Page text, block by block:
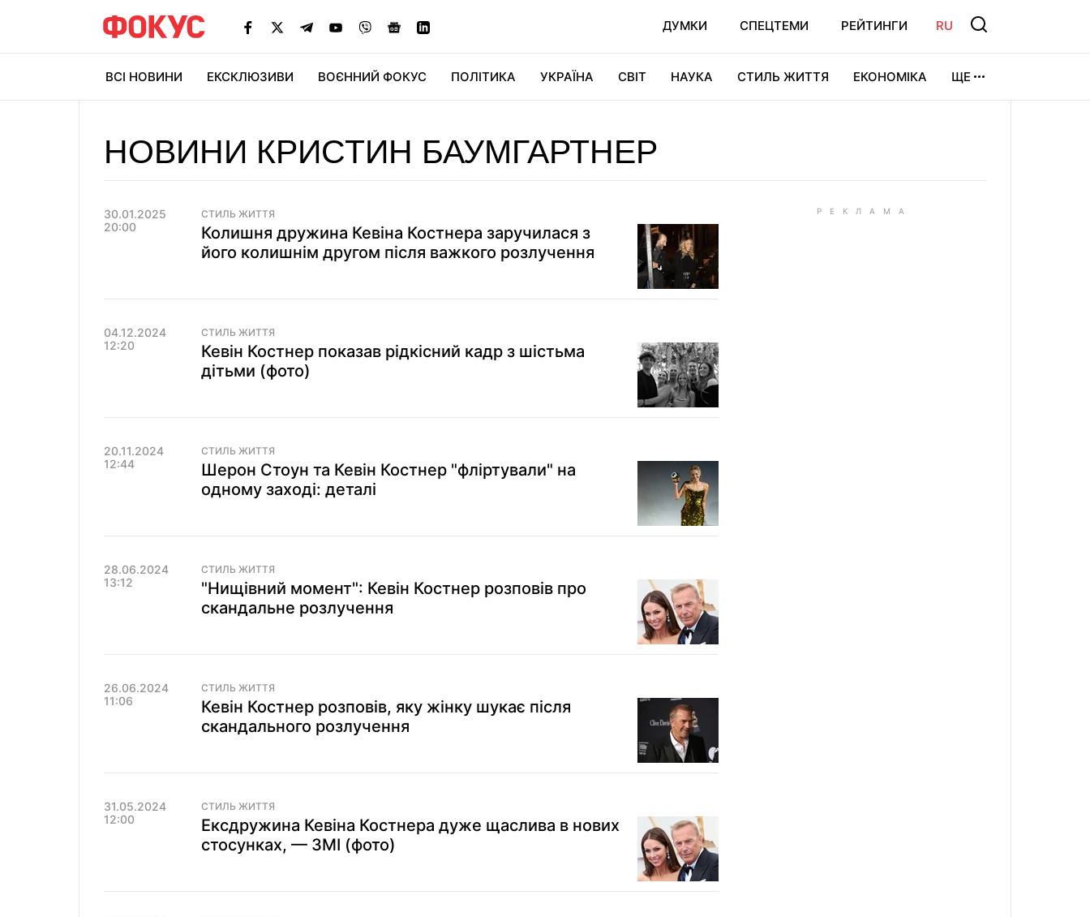
ДУМКИ СПЕЦТЕМИ РЕЙТИНГИ RU
ВСІ НОВИНИ ЕКСКЛЮЗИВИ ВОЄННИЙ ФОКУС ПОЛІТИКА УКРАЇНА СВІТ НАУКА СТИЛЬ ЖИТТЯ ЕКОНОМІКА ЩЕ
НОВИНИ КРИСТИН БАУМГАРТНЕР
30.01.2025
20:00
СТИЛЬ ЖИТТЯ
Колишня дружина Кевіна Костнера заручилася з
його колишнім другом після важкого розлучення
04.12.2024
12:20
СТИЛЬ ЖИТТЯ
Кевін Костнер показав рідкісний кадр з шістьма
дітьми (фото)
20.11.2024
12:44
СТИЛЬ ЖИТТЯ
Шерон Стоун та Кевін Костнер "фліртували" на
одному заході: деталі
28.06.2024
13:12
СТИЛЬ ЖИТТЯ
"Нищівний момент": Кевін Костнер розповів про
скандальне розлучення
26.06.2024
11:06
СТИЛЬ ЖИТТЯ
Кевін Костнер розповів, яку жінку шукає після
скандального розлучення
31.05.2024
12:00
СТИЛЬ ЖИТТЯ
Ексдружина Кевіна Костнера дуже щаслива в нових
стосунках, — ЗМІ (фото)